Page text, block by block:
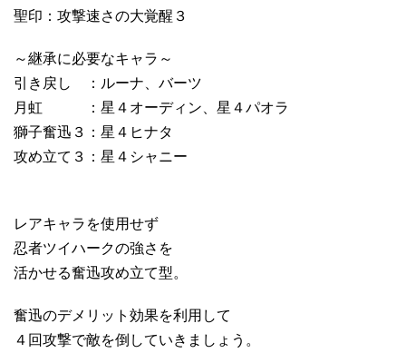
聖印：攻撃速さの大覚醒３
～継承に必要なキャラ～
引き戻し ：ルーナ、バーツ
月虹 ：星４オーディン、星４パオラ
獅子奮迅３：星４ヒナタ
攻め立て３：星４シャニー
レアキャラを使用せず
忍者ツイハークの強さを
活かせる奮迅攻め立て型。
奮迅のデメリット効果を利用して
４回攻撃で敵を倒していきましょう。